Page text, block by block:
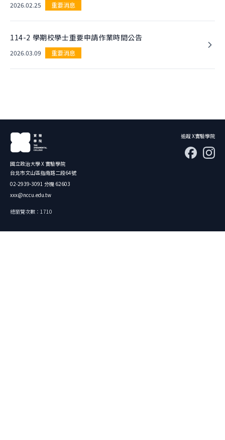
2026.02.25 重要消息
114-2 學期校學士重要申請作業時間公告
2026.03.09 重要消息
國立政治大學 X 實驗學院
台北市文山區指南路二段64號
02-2939-3091 分機 62603
xxx@nccu.edu.tw
總瀏覽次數：1710
追蹤 X實驗學院